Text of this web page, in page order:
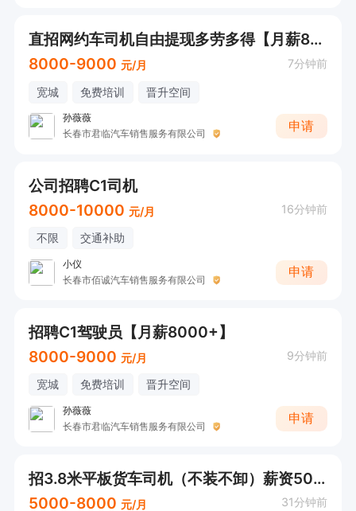
直招网约车司机自由提现多劳多得【月薪8000+】
8000-9000 元/月 7分钟前
宽城 免费培训 晋升空间
孙薇薇
长春市君临汽车销售服务有限公司
申请
公司招聘C1司机
8000-10000 元/月 16分钟前
不限 交通补助
小仪
长春市佰诚汽车销售服务有限公司
申请
招聘C1驾驶员【月薪8000+】
8000-9000 元/月 9分钟前
宽城 免费培训 晋升空间
孙薇薇
长春市君临汽车销售服务有限公司
申请
招3.8米平板货车司机（不装不卸）薪资5000--8000
5000-8000 元/月 31分钟前